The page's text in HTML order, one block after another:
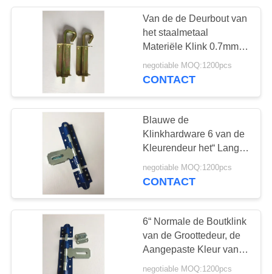
CONTACTEER
NIEUWS
SITEMAP
PRIVACY
POLICY
op zwaar werk
berekende
deurscharnieren
26
Lanceer
Scharnieren
16
Van de de Deurbout van
het staalmetaal
Materiële Klink 0.7mm
Dikte 12“ Verpakking
van de Grootte de
negotiable MOQ:1200pcs
CONTACT
Blauwe de
Klinkhardware 6 van de
Kleurendeur het“ Lange
Ontwerp van de
Duurzaamheids Hoge
negotiable MOQ:1200pcs
CONTACT
6“ Normale de Boutklink
van de Groottedeur, de
Aangepaste Kleur van
de Metaaldeur Klink
negotiable MOQ:1200pcs